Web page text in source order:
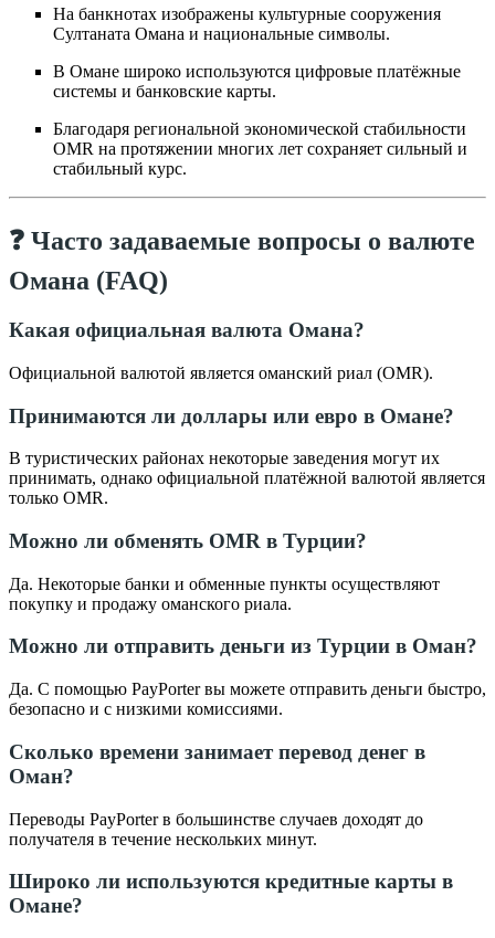
На банкнотах изображены культурные сооружения
Султаната Омана и национальные символы.
В Омане широко используются цифровые платёжные
системы и банковские карты.
Благодаря региональной экономической стабильности
OMR на протяжении многих лет сохраняет сильный и
стабильный курс.
❓ Часто задаваемые вопросы о валюте
Омана (FAQ)
Какая официальная валюта Омана?
Официальной валютой является оманский риал (OMR).
Принимаются ли доллары или евро в Омане?
В туристических районах некоторые заведения могут их
принимать, однако официальной платёжной валютой является
только OMR.
Можно ли обменять OMR в Турции?
Да. Некоторые банки и обменные пункты осуществляют
покупку и продажу оманского риала.
Можно ли отправить деньги из Турции в Оман?
Да. С помощью PayPorter вы можете отправить деньги быстро,
безопасно и с низкими комиссиями.
Сколько времени занимает перевод денег в
Оман?
Переводы PayPorter в большинстве случаев доходят до
получателя в течение нескольких минут.
Широко ли используются кредитные карты в
Омане?